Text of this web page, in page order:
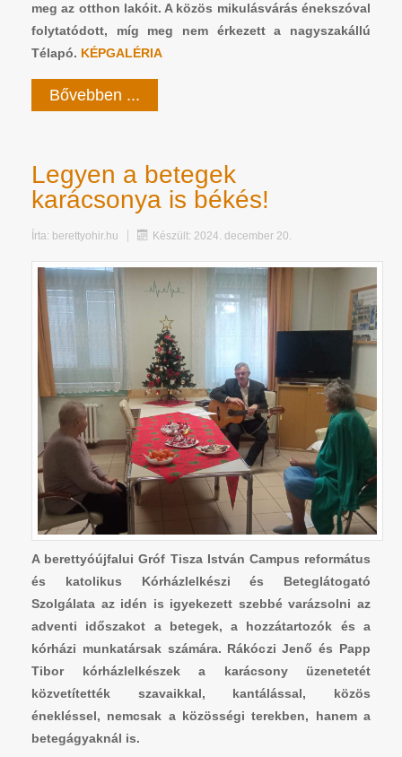
meg az otthon lakóit. A közös mikulásvárás énekszóval
folytatódott, míg meg nem érkezett a nagyszakállú
Télapó. KÉPGALÉRIA
Bővebben ...
Legyen a betegek
karácsonya is békés!
Írta: berettyohir.hu Készült: 2024. december 20.
A berettyóújfalui Gróf Tisza István Campus református
és katolikus Kórházlelkészi és Beteglátogató
Szolgálata az idén is igyekezett szebbé varázsolni az
adventi időszakot a betegek, a hozzátartozók és a
kórházi munkatársak számára. Rákóczi Jenő és Papp
Tibor kórházlelkészek a karácsony üzenetetét
közvetítették szavaikkal, kantálással, közös
énekléssel, nemcsak a közösségi terekben, hanem a
betegágyaknál is.